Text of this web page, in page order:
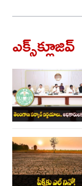
ఎక్స్‌క్లూజివ్‌